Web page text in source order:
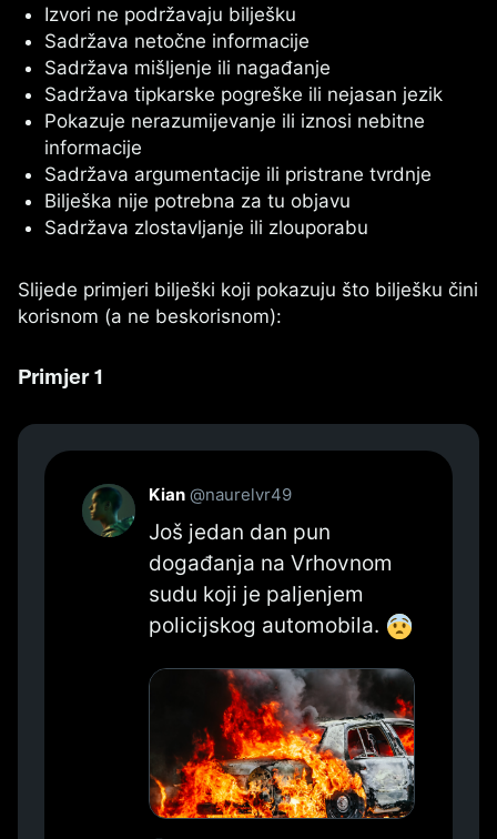
Izvori ne podržavaju bilješku
Sadržava netočne informacije
Sadržava mišljenje ili nagađanje
Sadržava tipkarske pogreške ili nejasan jezik
Pokazuje nerazumijevanje ili iznosi nebitne
informacije
Sadržava argumentacije ili pristrane tvrdnje
Bilješka nije potrebna za tu objavu
Sadržava zlostavljanje ili zlouporabu
Slijede primjeri bilješki koji pokazuju što bilješku čini
korisnom (a ne beskorisnom):
Primjer 1
Kian @naurelvr49
Još jedan dan pun
događanja na Vrhovnom
sudu koji je paljenjem
policijskog automobila.